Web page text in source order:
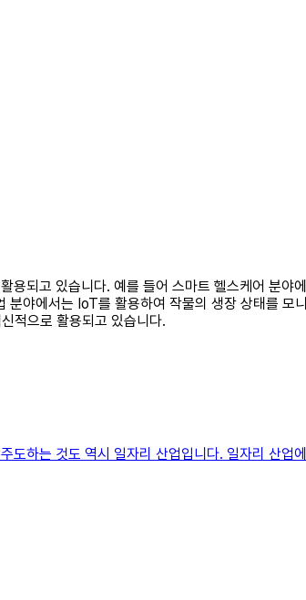
되고 있습니다. 예를 들어 스마트 헬스케어 분
야에서는 IoT를 활용하여 작물의 생장 상태를
적으로 활용되고 있습니다.
하는 것도 역시 일자리 산업입니다. 일자리 산업